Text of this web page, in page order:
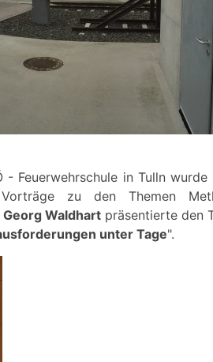
Feuerwehrschule in Tulln wurde
Vorträge zu den Themen
Georg Waldhart präsentierte den
unter Tage".